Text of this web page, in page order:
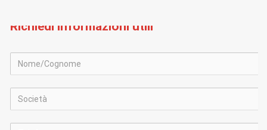
Richiedi informazioni utili